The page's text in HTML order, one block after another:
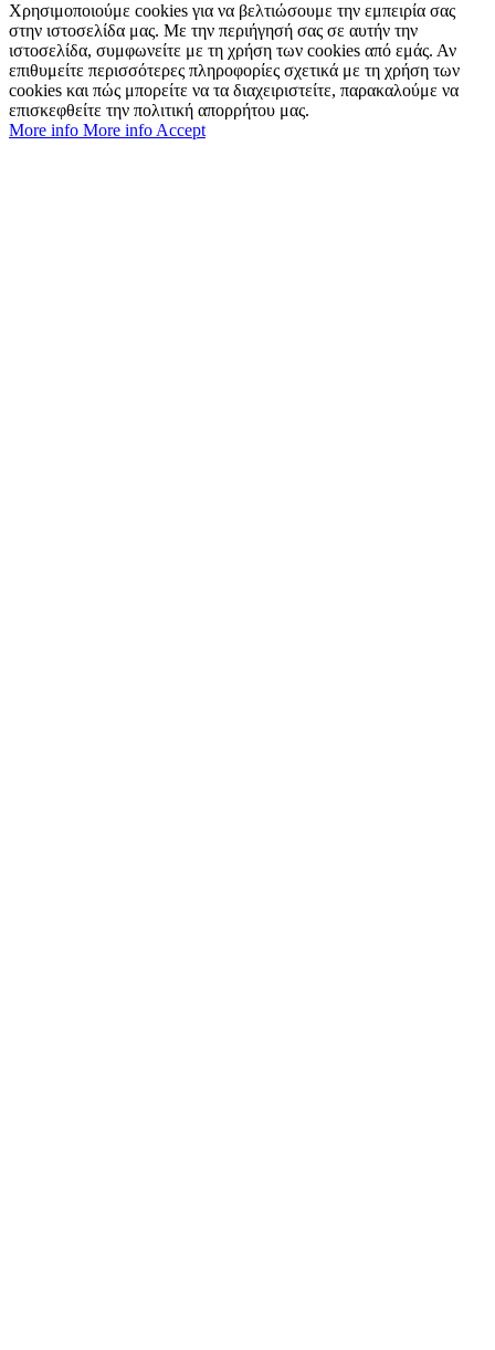
Χρησιμοποιούμε cookies για να βελτιώσουμε την εμπειρία σας
στην ιστοσελίδα μας. Με την περιήγησή σας σε αυτήν την
ιστοσελίδα, συμφωνείτε με τη χρήση των cookies από εμάς. Αν
επιθυμείτε περισσότερες πληροφορίες σχετικά με τη χρήση των
cookies και πώς μπορείτε να τα διαχειριστείτε, παρακαλούμε να
επισκεφθείτε την πολιτική απορρήτου μας.
More info More info Accept